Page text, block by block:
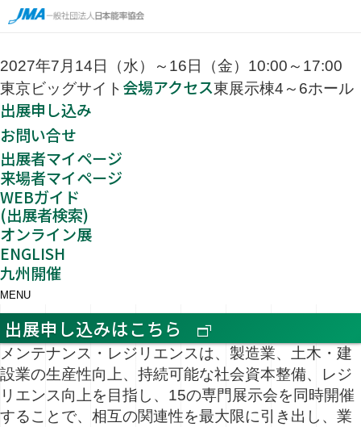
2027年7月14日（水）～16日（金）10:00～17:00
東京ビッグサイト 会場アクセス東展示棟4～6ホール
出展申し込み
お問い合せ
出展者マイページ
来場者マイページ
WEBガイド
(出展者検索)
オンライン展
ENGLISH
九州開催
MENU
出展申し込みはこちら
メンテナンス・レジリエンスは、製造業、土木・建
設業の生産性向上、持続可能な社会資本整備、レジ
リエンス向上を目指し、15の専門展示会を同時開催
することで、相互の関連性を最大限に引き出し、業